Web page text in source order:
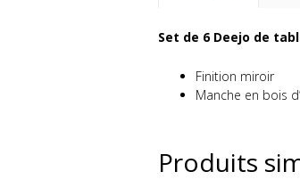
Set de 6 Deejo de
Finition miroir
Manche en bois
Produits